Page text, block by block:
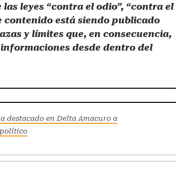
leyes “contra el odio”, “contra el
contenido está siendo publicado
y límites que, en consecuencia,
desde dentro del
destacado en Delta Amacuro a